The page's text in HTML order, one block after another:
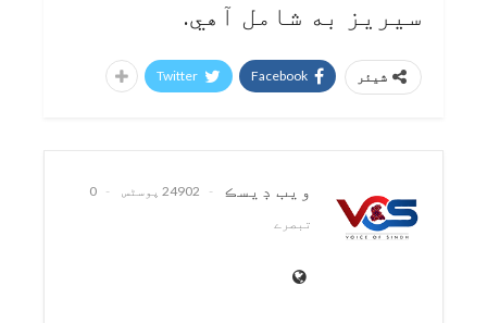
سيريز به شامل آهي.
شیئر Facebook
Twitter
ويب ڊيسڪ 24902 پوسٹس
0
تبصرے